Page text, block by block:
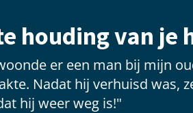
houding van je
er een man bij mijn
Nadat hij verhuisd was,
hij weer weg is!"